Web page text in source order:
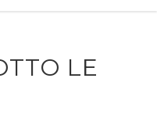
LE